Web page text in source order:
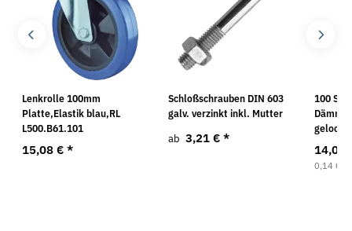
Lenkrolle 100mm
Platte,Elastik blau,RL
L500.B61.101
15,08 € *
Schloßschrauben DIN 603
galv. verzinkt inkl. Mutter
ab 3,21 € *
100
gelocht
14,02
0,14 €